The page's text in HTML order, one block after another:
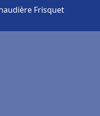
Frisquet